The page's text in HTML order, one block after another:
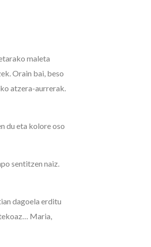
maleta
Orain bai, beso
atzera-aurrerak.
du eta kolore oso
sentitzen naiz.
dagoela erditu
Maria,